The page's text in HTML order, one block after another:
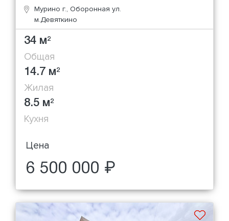
Мурино г., Оборонная ул.
м.Девяткино
34 м2
Общая
14.7 м2
Жилая
8.5 м2
Кухня
Цена
6 500 000 ₽